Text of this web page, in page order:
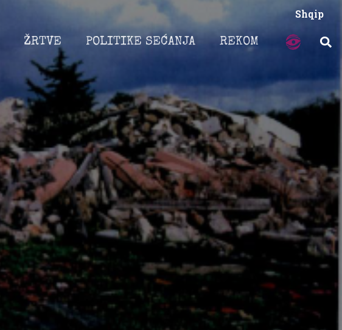
Shqip
ŽRTVE POLITIKE SEĆANJA REKOM